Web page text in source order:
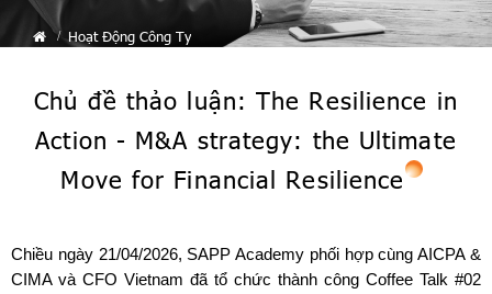
Hoạt Động Công Ty
Chủ đề thảo luận: The Resilience in
Action - M&A strategy: the Ultimate
Move for Financial Resilience
Chiều ngày 21/04/2026, SAPP Academy phối hợp cùng AICPA &
CIMA và CFO Vietnam đã tổ chức thành công Coffee Talk #02